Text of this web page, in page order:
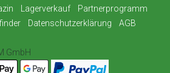
Lagerverkauf
Partnerprogramm
Datenschutzerklärung
AGB
GmbH